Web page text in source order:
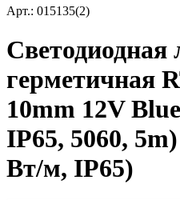
Арт.: 015135(2)
Светодиодная
герметичная
10mm 12V
IP65, 5060,
Вт/м, IP65)